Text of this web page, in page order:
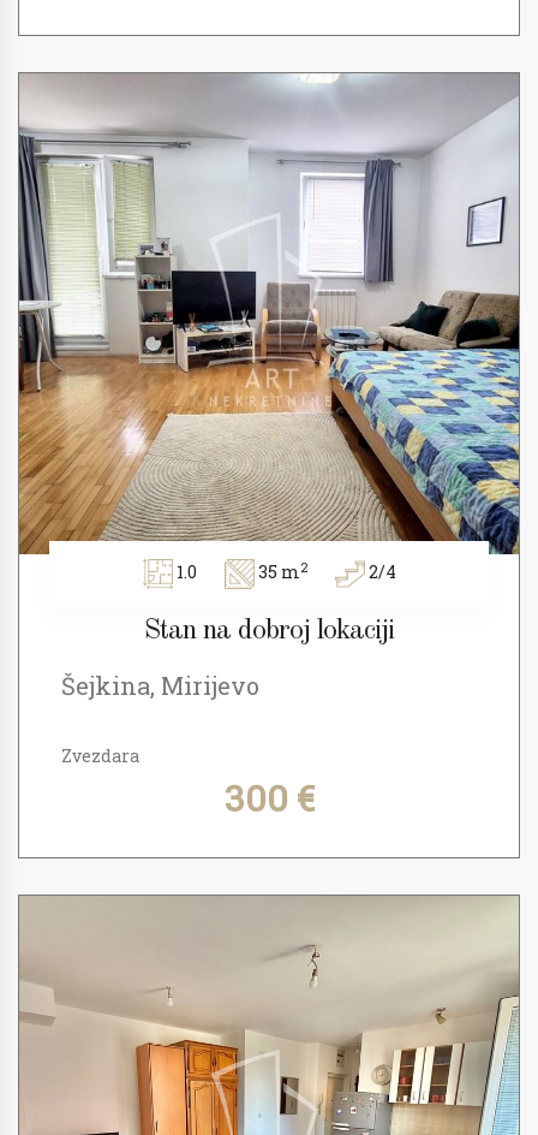
1.0 35 m2 2/4
Stan na dobroj lokaciji
Šejkina, Mirijevo
Zvezdara
300 €